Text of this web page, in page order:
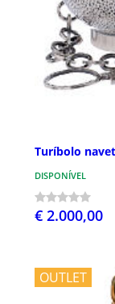
Turíbolo
DISPONÍVEL
€ 2.000,00
OUTLET